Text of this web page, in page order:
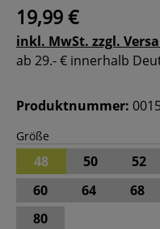
19,99 €
inkl. MwSt. zzgl.
ab 29.- € innerhalb
Produktnummer:
Größe
48 50 52
60
64 68
80